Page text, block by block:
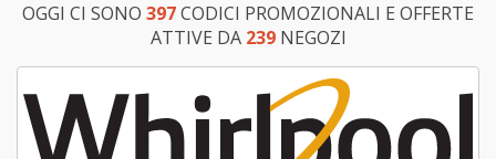
OGGI CI SONO 397CODICI PROMOZIONALI E OFFERTE
ATTIVE DA 239NEGOZI